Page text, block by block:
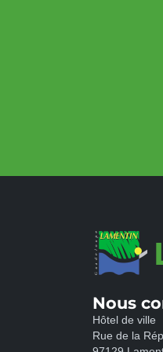
Nous
Hôtel de ville
Rue de la